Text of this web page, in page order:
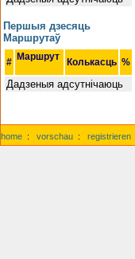
Першыя дзесяць
Маршрутаў
# Маршрут Колькасць %
Дадзеныя адсутнічаюць
home : vorschau : registrieren